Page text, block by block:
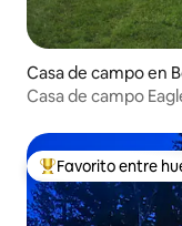
Casa de campo en
Casa de campo
Favorito entre
Favorito entre